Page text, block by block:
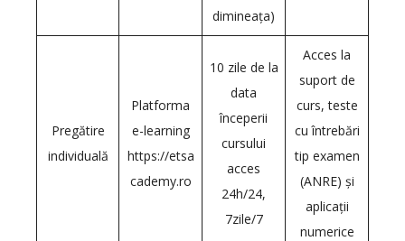
dimineața)
Pregătire
individuală
Platforma
e-learning
https://etsa
cademy.ro
10 zile de la
data
începerii
cursului
acces
24h/24,
7zile/7
Acces la
suport de
curs, teste
cu întrebări
tip examen
(ANRE) și
aplicații
numerice